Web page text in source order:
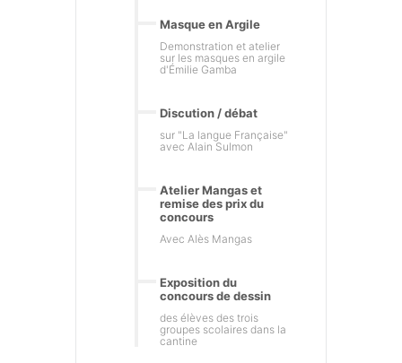
Masque en Argile
Demonstration et atelier
sur les masques en argile
d'Émilie Gamba
Discution / débat
sur "La langue Française"
avec Alain Sulmon
Atelier Mangas et
remise des prix du
concours
Avec Alès Mangas
Exposition du
concours de dessin
des élèves des trois
groupes scolaires dans la
cantine